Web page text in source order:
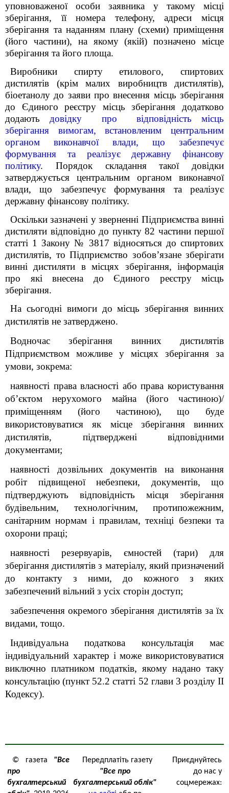
уповноваженої особи заявника у такому місці
зберігання, її номера телефону, адреси місця
зберігання та наданням плану (схеми) приміщення
(його частини), на якому (якій) позначено місце
зберігання та його площа.
Виробники спирту етилового, спиртових
дистилятів (крім малих виробництв дистилятів),
біоетанолу до заяви про внесення місць зберігання
до Єдиного реєстру місць зберігання додатково
додають довідку про відповідність місць
зберігання вимогам, встановленим центральним
органом виконавчої влади, що забезпечує
формування та реалізує державну фінансову
політику. Порядок складання такої довідки
затверджується центральним органом виконавчої
влади, що забезпечує формування та реалізує
державну фінансову політику.
Оскільки зазначені у зверненні Підприємства винні
дистиляти відповідно до пункту 82 частини першої
статті 1 Закону № 3817 відносяться до спиртових
дистилятів, то Підприємство зобов’язане зберігати
винні дистиляти в місцях зберігання, інформація
про які внесена до Єдиного реєстру місць
зберігання.
На сьогодні вимоги до місць зберігання винних
дистилятів не затверджено.
Водночас зберігання винних дистилятів
Підприємством можливе у місцях зберігання за
умови, зокрема:
наявності права власності або права користування
об’єктом нерухомого майна (його частиною)/
приміщенням (його частиною), що буде
використовуватися як місце зберігання винних
дистилятів, підтверджені відповідними
документами;
наявності дозвільних документів на виконання
робіт підвищеної небезпеки, документів, що
підтверджують відповідність місця зберігання
будівельним, технологічним, протипожежним,
санітарним нормам і правилам, техніці безпеки та
охорони праці;
наявності резервуарів, ємностей (тари) для
зберігання дистилятів з матеріалу, який призначений
до контакту з ними, до кожного з яких
забезпечений вільний з усіх сторін доступ;
забезпечення окремого зберігання дистилятів за їх
видами, тощо.
Індивідуальна податкова консультація має
індивідуальний характер і може використовуватися
виключно платником податків, якому надано таку
консультацію (пункт 52.2 статті 52 глави 3 розділу ІІ
Кодексу).
© газета "Все
про
бухгалтерський
Передплатіть газету
"Все про
бухгалтерський облік"
Приєднуйтесь
до нас у
соцмережах: